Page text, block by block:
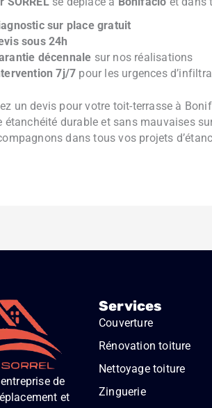
sur place gratuit
sous 24h
décennale sur nos réalisations
7j/7 pour les urgences
un devis pour votre toit-terrasse à
étanchéité durable et sans mauvaises
dans tous vos projets
de
et
Services
Couverture
Rénovation toiture
Nettoyage toiture
Zinguerie